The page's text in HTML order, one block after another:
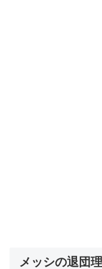
メッシの退団